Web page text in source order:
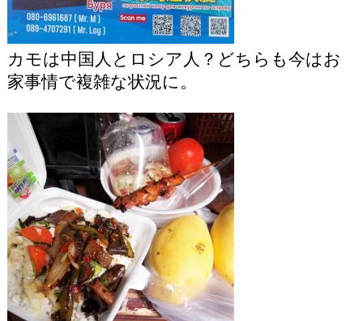
カモは中国人とロシア人？どちらも今はお
家事情で複雑な状況に。